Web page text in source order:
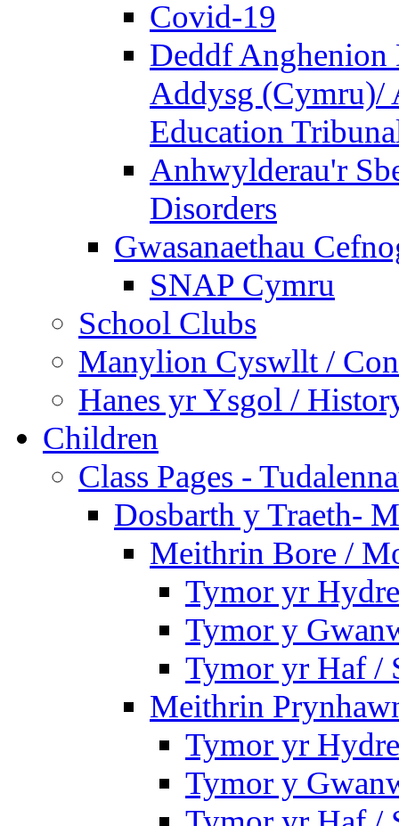
Covid-19
Deddf
Addysg (Cymru)/
Education
Anhwylderau'r
Disorders
Gwasanaethau
SNAP Cymru
School Clubs
Manylion Cyswllt /
Hanes yr Ysgol /
Children
Class Pages -
Dosbarth y Traeth-
Meithrin Bore /
Tymor yr
Tymor y
Tymor yr Haf /
Meithrin
Tymor yr
Tymor y